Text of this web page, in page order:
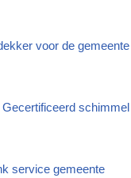
voor de gemeente
schimmel
service gemeente